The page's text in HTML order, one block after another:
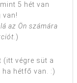
5 hét van
van!
az Ön számára
)
(itt végre süt a
hétfő van. :)